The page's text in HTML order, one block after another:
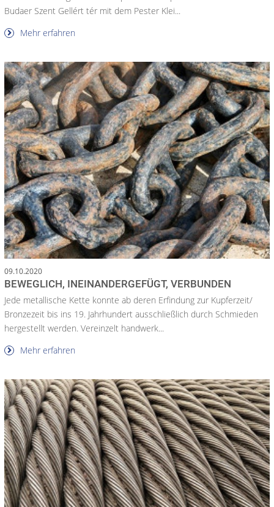
Budaer Szent Gellért tér mit dem Pester Klei...
Mehr erfahren
09.10.2020
BEWEGLICH, INEINANDERGEFÜGT, VERBUNDEN
Jede metallische Kette konnte ab deren Erfindung zur Kupferzeit/
Bronzezeit bis ins 19. Jahrhundert ausschließlich durch Schmieden
hergestellt werden. Vereinzelt handwerk...
Mehr erfahren